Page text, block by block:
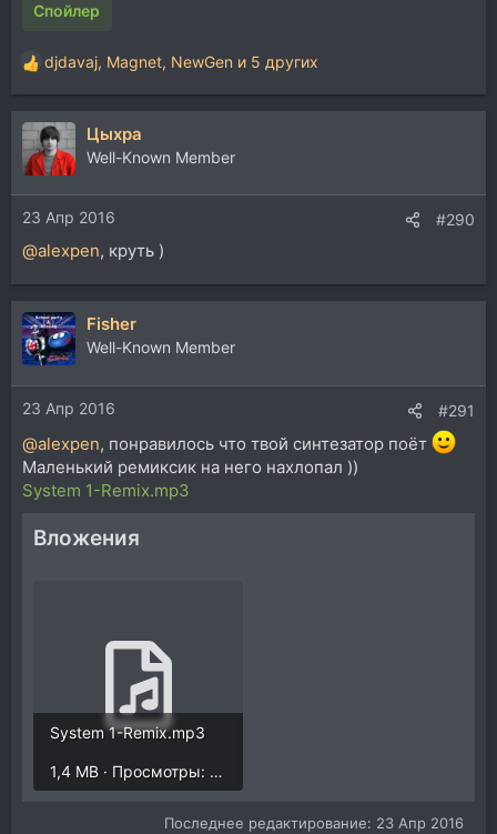
Спойлер
Р
е
а
к
ц
и
и
:
djdavaj, Magnet, NewGen и 5 других
Цыхра
Well-Known Member
23 Апр 2016 #290
@alexpen, круть )
Fisher
Well-Known Member
23 Апр 2016 #291
@alexpen, понравилось что твой синтезатор поёт
Маленький ремиксик на него нахлопал ))
System 1-Remix.mp3
Вложения
System 1-Remix.mp3
1,4 MB · Просмотры: 594
Последнее редактирование: 23 Апр 2016